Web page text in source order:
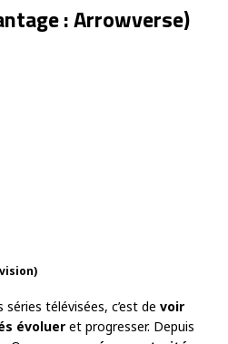
: Arrowverse)
télévisées, c’est de voir
évoluer et progresser. Depuis